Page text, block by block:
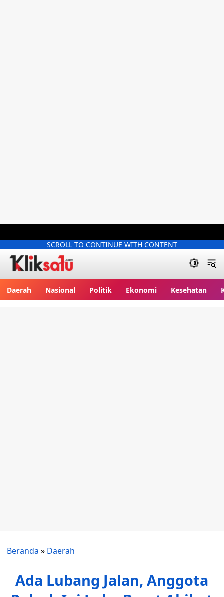
SCROLL TO CONTINUE WITH CONTENT
Daerah Nasional Politik Ekonomi Kesehatan
Beranda » Daerah
Ada Lubang Jalan, Anggota